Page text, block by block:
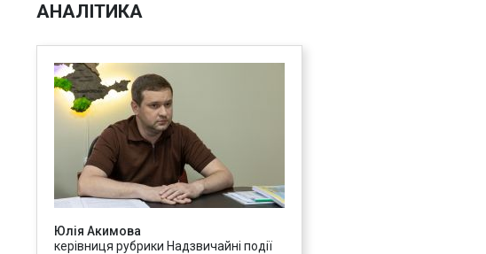
АНАЛІТИКА
Юлія Акимова
керівниця рубрики Надзвичайні події